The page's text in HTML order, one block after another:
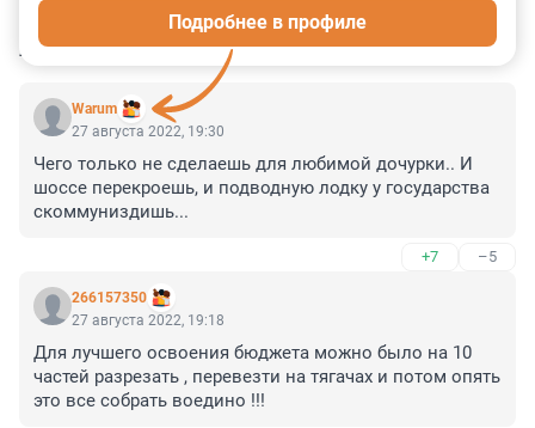
КОММЕНТАРИИ 21
Warum
Подробнее в профиле
27 августа 2022, 19:30
Чего только не сделаешь для любимой дочурки.. И
шоссе перекроешь, и подводную лодку у государства
скоммуниздишь...
+7 –5
266157350
27 августа 2022, 19:18
Для лучшего освоения бюджета можно было на 10
частей разрезать , перевезти на тягачах и потом опять
это все собрать воедино !!!